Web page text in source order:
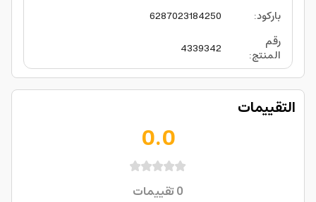
باركود:
6287023184250
رقم
المنتج:
4339342
التقييمات
0.0
0تقييمات